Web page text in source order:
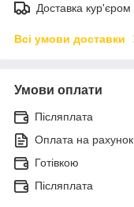
Доставка кур'єром
Всі умови доставки
Умови оплати
Післяплата
Оплата на рахунок
Готівкою
Післяплата